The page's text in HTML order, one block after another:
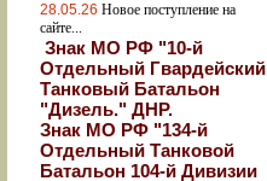
28.05.26 Новое поступление на
сайте...
Знак МО РФ "10-й
Отдельный Гвардейский
Танковый Батальон
"Дизель." ДНР.
Знак МО РФ "134-й
Отдельный Танковой
Батальон 104-й Дивизии